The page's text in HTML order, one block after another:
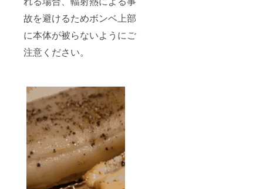
故を避けるためボンベ上部
に本体が被らないようにご
注意ください。